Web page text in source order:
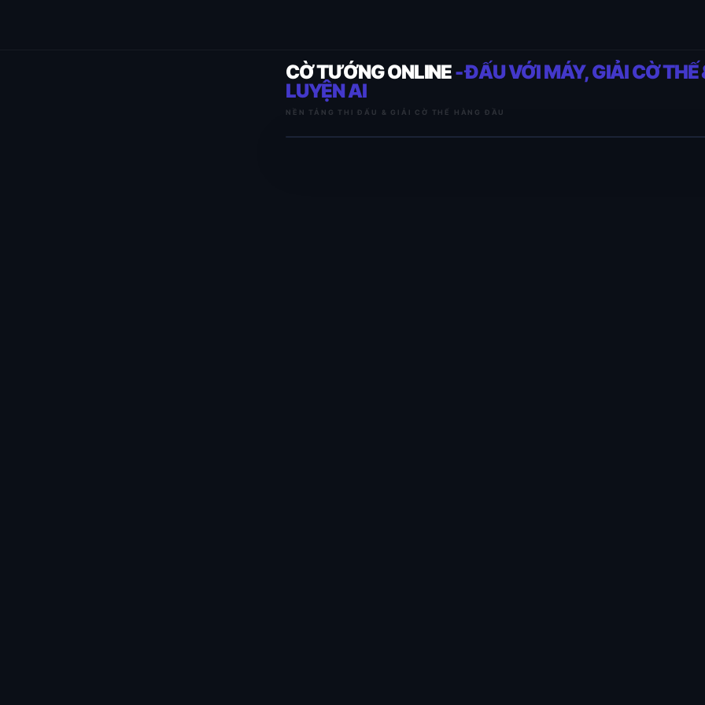
CỜ TƯỚNG ONLINE- ĐẤU VỚI MÁY, GIẢI CỜ THẾ
LUYỆN AI
NỀN TẢNG THI ĐẤU & GIẢI CỜ THẾ HÀNG ĐẦU